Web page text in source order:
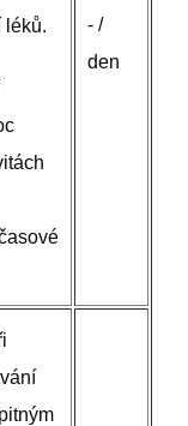
- /
den